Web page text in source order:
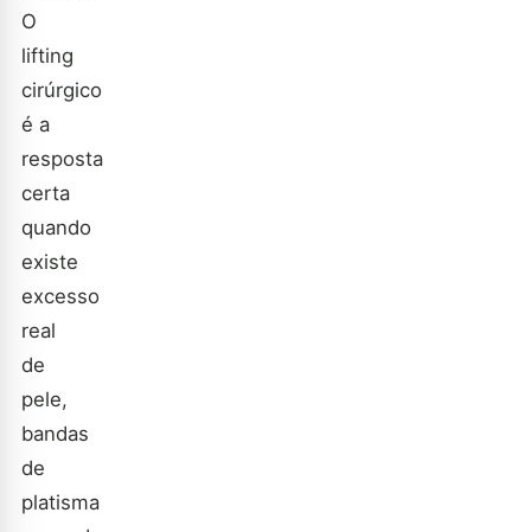
O
lifting
cirúrgico
é a
resposta
certa
quando
existe
excesso
real
de
pele,
bandas
de
platisma